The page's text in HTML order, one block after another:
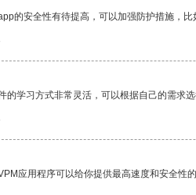
的安全性有待提高，可以加强防护措施，比
的学习方式非常灵活，可以根据自己的需求
应用程序可以给你提供最高速度和安全性的